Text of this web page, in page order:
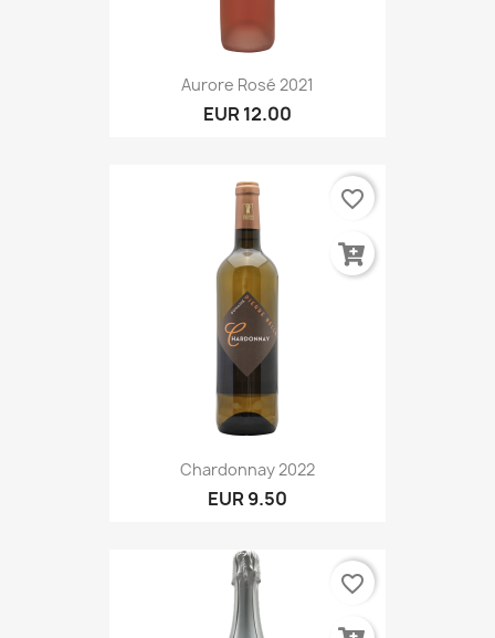
Aurore Rosé 2021
EUR 12.00
Chardonnay 2022
EUR 9.50
favorite_border
favorite_border